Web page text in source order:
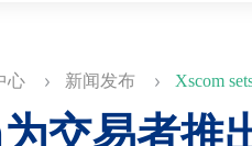
心 新闻发布 Xscom
交易者推